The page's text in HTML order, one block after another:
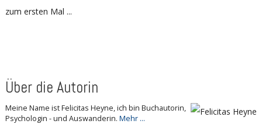
zum ersten Mal ...
Über die Autorin
Meine Name ist Felicitas Heyne, ich bin Buchautorin,
Psychologin - und Auswanderin. Mehr ...